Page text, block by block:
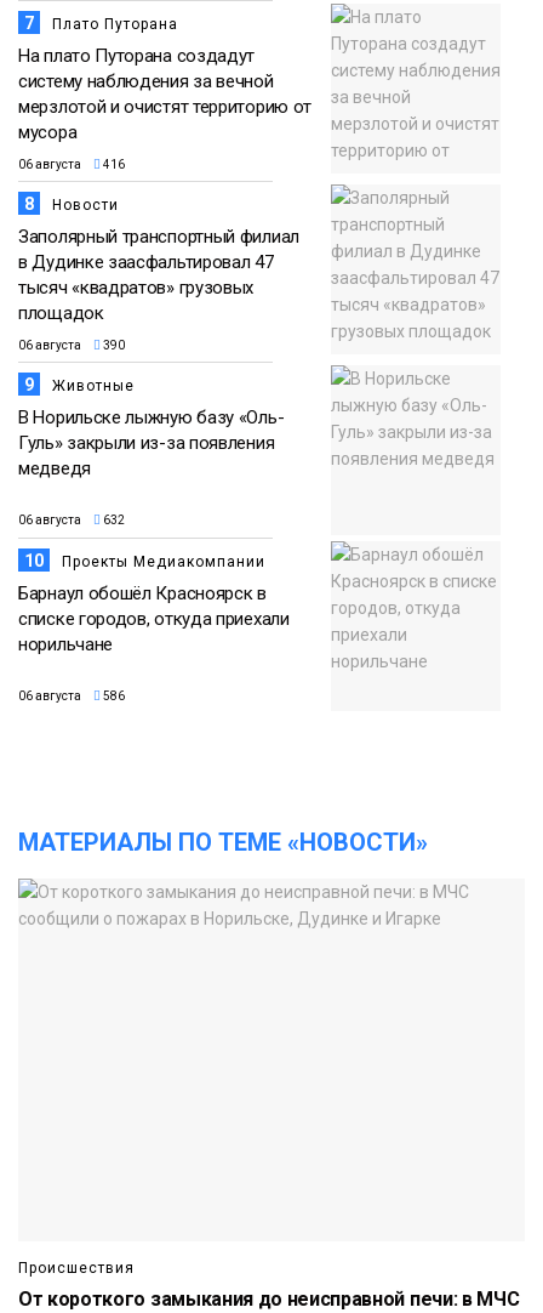
7 Плато Путорана
На плато Путорана создадут
систему наблюдения за вечной
мерзлотой и очистят территорию от
мусора
06 августа 416
8 Новости
Заполярный транспортный филиал
в Дудинке заасфальтировал 47
тысяч «квадратов» грузовых
площадок
06 августа 390
9 Животные
В Норильске лыжную базу «Оль-
Гуль» закрыли из-за появления
медведя
06 августа 632
10 Проекты Медиакомпании
Барнаул обошёл Красноярск в
списке городов, откуда приехали
норильчане
06 августа 586
МАТЕРИАЛЫ ПО ТЕМЕ «НОВОСТИ»
Происшествия
От короткого замыкания до неисправной печи: в МЧС